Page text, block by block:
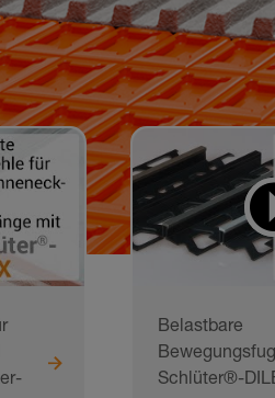
Belastbare
Schlüter®-